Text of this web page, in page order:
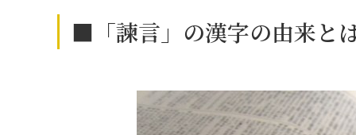
■「諫言」の漢字の由来と